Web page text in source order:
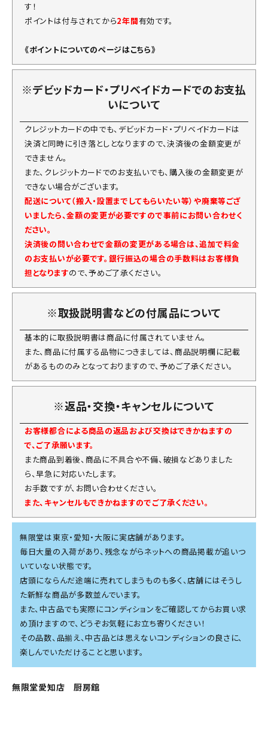
す！
ポイントは付与されてから2年間有効です。
《ポイントについてのページはこちら》
※デビッドカード・プリベイドカードでのお支払
いについて
クレジットカードの中でも、デビッドカード・プリベイドカードは
決済と同時に引き落としとなりますので、決済後の金額変更が
できません。
また、クレジットカードでのお支払いでも、購入後の金額変更が
できない場合がございます。
配送について（搬入・設置までしてもらいたい等）や廃棄等ござ
いましたら、金額の変更が必要ですので事前にお問い合わせく
ださい。
決済後の問い合わせで金額の変更がある場合は、追加で料金
のお支払いが必要です。銀行振込の場合の手数料はお客様負
担となりますので、予めご了承ください。
※取扱説明書などの付属品について
基本的に取扱説明書は商品に付属されていません。
また、商品に付属する品物につきましては、商品説明欄に記載
があるもののみとなっておりますので、予めご了承ください。
※返品・交換・キャンセルについて
お客様都合による商品の返品および交換はできかねますの
で、ご了承願います。
また商品到着後、商品に不具合や不備、破損などありました
ら、早急に対応いたします。
お手数ですが、お問い合わせください。
また、キャンセルもできかねますのでご了承ください。
無限堂は東京・愛知・大阪に実店舗があります。
毎日大量の入荷があり、残念ながらネットへの商品掲載が追いつ
いていない状態です。
店頭にならんだ途端に売れてしまうものも多く、店舗にはそうし
た新鮮な商品が多数並んでいます。
また、中古品でも実際にコンディションをご確認してからお買い求
め頂けますので、どうぞお気軽にお立ち寄りください！
その品数、品揃え、中古品とは思えないコンディションの良さに、
楽しんでいただけることと思います。
無限堂愛知店 厨房館